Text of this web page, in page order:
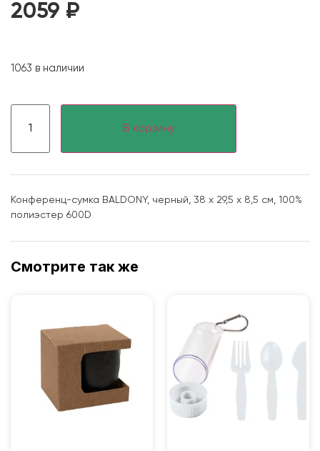
2059 ₽
1063 в наличии
В корзину
Конференц-сумка BALDONY, черный, 38 х 29,5 x 8,5 см, 100%
полиэстер 600D
Смотрите так же